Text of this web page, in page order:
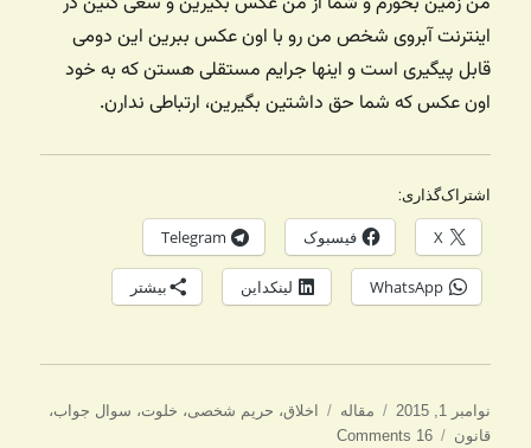
اینترنت آبروی شخص من رو با اون عکس ببرین این دومی
قابل پیگیری است و اینها جرایم مستقلی هستن که به خود
اون عکس که شما حق داشتین بگیرین، ارتباطی ندارن.
اشتراک‌گذاری:
X فیسبوک Telegram
WhatsApp لینکداین بیشتر
ارسال
شده
نوامبر 1, 2015 دسته‌ها
مقاله برچسب‌ها
اخلاق، حریم شخصی، خلوت، سوال جواب،
قانون
16 Comments